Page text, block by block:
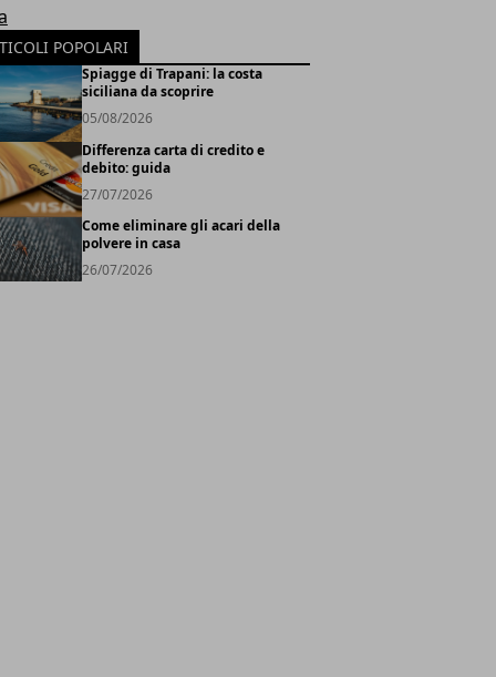
POPOLARI
Spiagge di Trapani: la costa
siciliana da scoprire
05/08/2026
Differenza carta di credito e
debito: guida
27/07/2026
Come eliminare gli acari della
polvere in casa
26/07/2026